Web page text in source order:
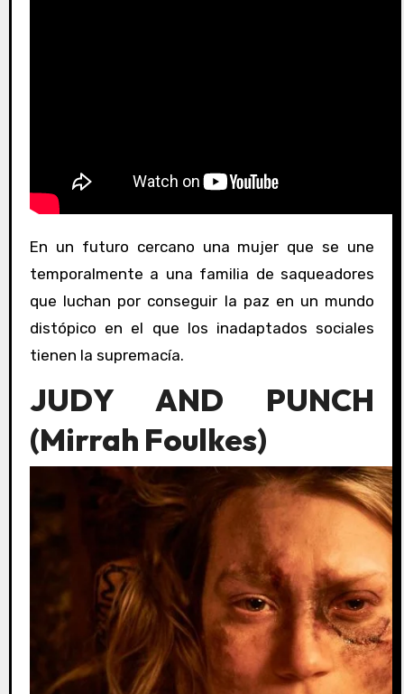
En un futuro cercano una mujer que se une
temporalmente a una familia de saqueadores
que luchan por conseguir la paz en un mundo
distópico en el que los inadaptados sociales
tienen la supremacía.
JUDY AND PUNCH
(Mirrah Foulkes)